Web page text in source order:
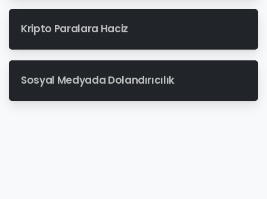
Kripto Paralara Haciz
Sosyal Medyada Dolandırıcılık